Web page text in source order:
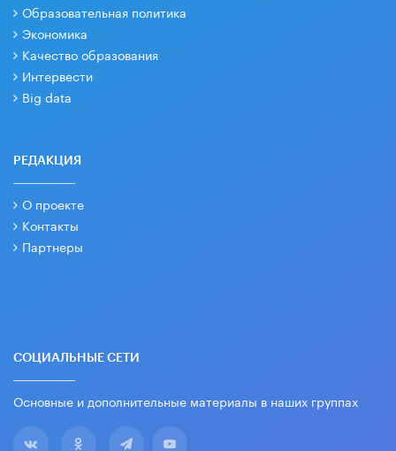
Образовательная политика
Экономика
Качество образования
Интервести
Big data
РЕДАКЦИЯ
О проекте
Контакты
Партнеры
СОЦИАЛЬНЫЕ СЕТИ
Основные и дополнительные материалы в наших группах